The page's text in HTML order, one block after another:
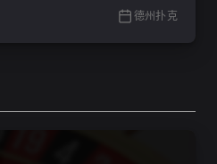
德州扑克